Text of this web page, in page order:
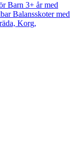
Barn 3+ år med
Balansskoter med
Korg,